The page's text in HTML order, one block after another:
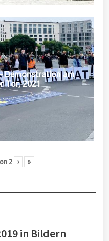
Demonstration am
Tor, 2021
2 › »
in Bildern